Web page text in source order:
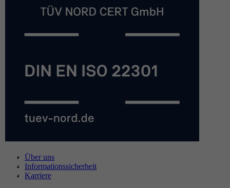
Über uns
Informationssicherheit
Karriere